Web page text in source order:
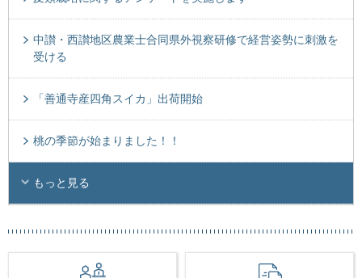
中讃・西讃地区農業士合同県外視察研修で経営姿勢に刺激を
受ける
「善通寺産四角スイカ」出荷開始
桃の季節が始まりました！！
もっと見る